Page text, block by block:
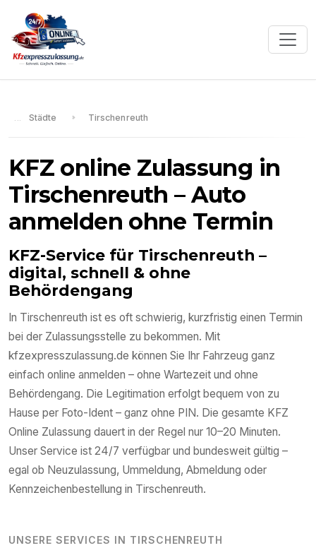
Städte Tirschenreuth
KFZ online Zulassung in
Tirschenreuth – Auto
anmelden ohne Termin
KFZ-Service für Tirschenreuth –
digital, schnell & ohne
Behördengang
In Tirschenreuth ist es oft schwierig, kurzfristig einen Termin
bei der Zulassungsstelle zu bekommen. Mit
kfzexpresszulassung.de können Sie Ihr Fahrzeug ganz
einfach online anmelden – ohne Wartezeit und ohne
Behördengang. Die Legitimation erfolgt bequem von zu
Hause per Foto-Ident – ganz ohne PIN. Die gesamte KFZ
Online Zulassung dauert in der Regel nur 10–20 Minuten.
Unser Service ist 24/7 verfügbar und bundesweit gültig –
egal ob Neuzulassung, Ummeldung, Abmeldung oder
Kennzeichenbestellung in Tirschenreuth.
UNSERE SERVICES IN TIRSCHENREUTH